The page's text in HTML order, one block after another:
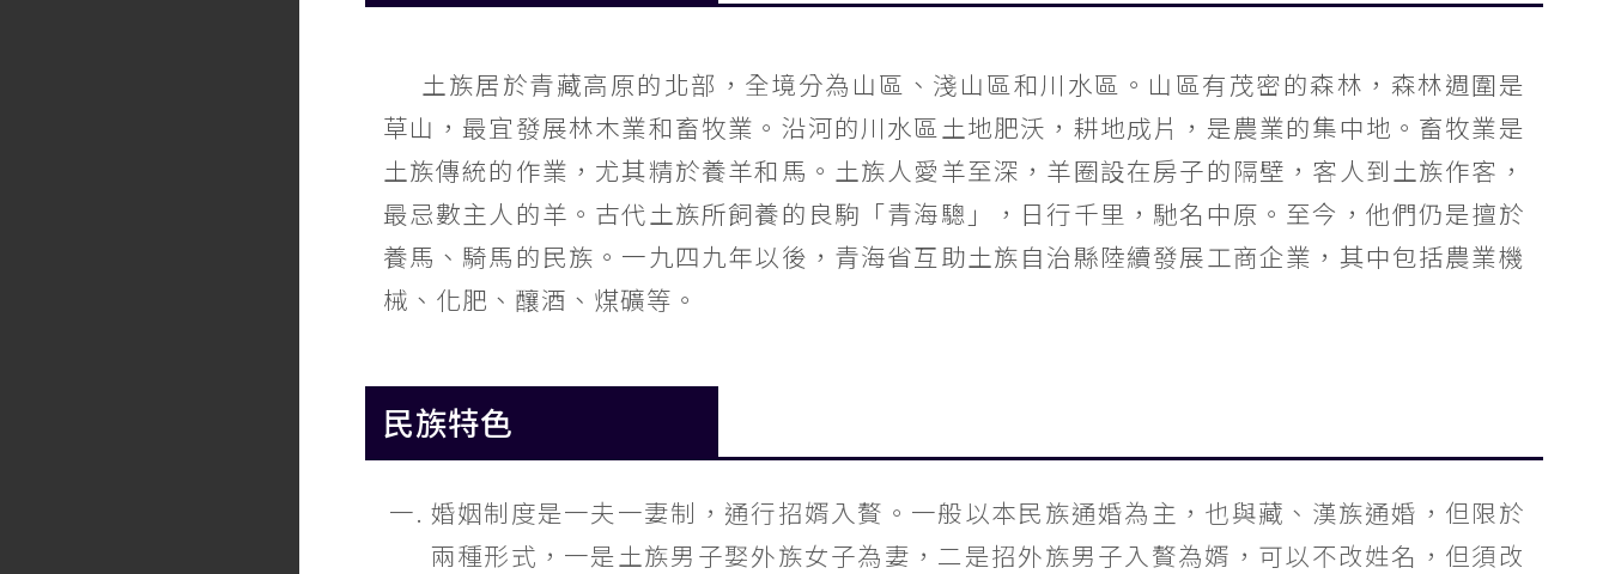
土族居於青藏高原的北部，全境分為山區、淺山區和川水區。山區有茂密的森林，森林週圍是
草山，最宜發展林木業和畜牧業。沿河的川水區土地肥沃，耕地成片，是農業的集中地。畜牧業是
土族傳統的作業，尤其精於養羊和馬。土族人愛羊至深，羊圈設在房子的隔壁，客人到土族作客，
最忌數主人的羊。古代土族所飼養的良駒「青海驄」，日行千里，馳名中原。至今，他們仍是擅於
養馬、騎馬的民族。一九四九年以後，青海省互助土族自治縣陸續發展工商企業，其中包括農業機
械、化肥、釀酒、煤礦等。
民族特色
婚姻制度是一夫一妻制，通行招婿入贅。一般以本民族通婚為主，也與藏、漢族通婚，但限於
兩種形式，一是土族男子娶外族女子為妻，二是招外族男子入贅為婿，可以不改姓名，但須改